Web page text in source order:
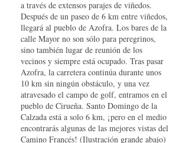
a través de extensos parajes de viñedos.
Después de un paseo de 6 km entre viñedos,
llegará al pueblo de Azofra. Los bares de la
calle Mayor no son sólo para peregrinos,
sino también lugar de reunión de los
vecinos y siempre está ocupado. Tras pasar
Azofra, la carretera continúa durante unos
10 km sin ningún obstáculo, y una vez
atravesado el campo de golf, entramos en el
pueblo de Cirueña. Santo Domingo de la
Calzada está a solo 6 km, ¡pero en el medio
encontrarás algunas de las mejores vistas del
Camino Francés! (Ilustración grande abajo)